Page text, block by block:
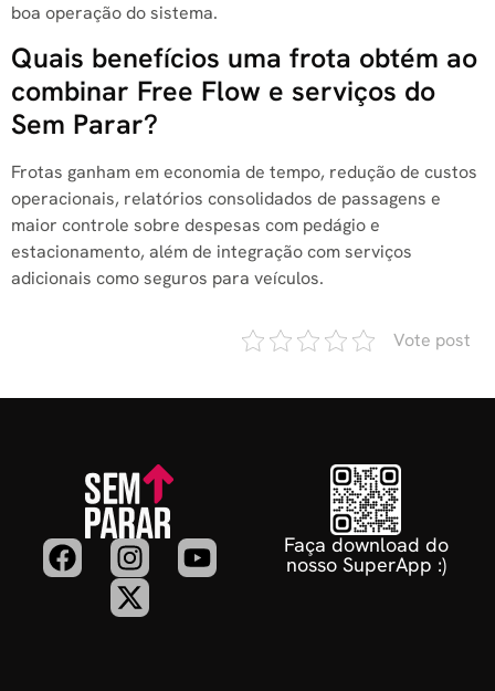
boa operação do sistema.
Quais benefícios uma frota obtém ao
combinar Free Flow e serviços do
Sem Parar?
Frotas ganham em economia de tempo, redução de custos
operacionais, relatórios consolidados de passagens e
maior controle sobre despesas com pedágio e
estacionamento, além de integração com serviços
adicionais como seguros para veículos.
Vote post
Faça download do
nosso SuperApp :)